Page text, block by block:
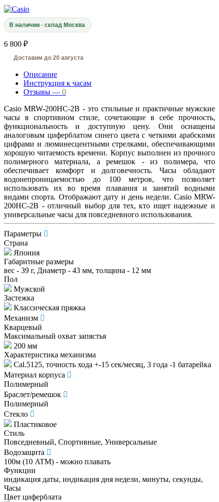
В наличии · склад Москва
6 800 ₽
Доставим до 20 августа
Описание
Инструкция к часам
Отзывы — 0
Casio MRW-200HC-2B - это стильные и практичные мужские
часы в спортивном стиле, сочетающие в себе прочность,
функциональность и доступную цену. Они оснащены
аналоговым циферблатом синего цвета с четкими арабскими
цифрами и люминесцентными стрелками, обеспечивающими
хорошую читаемость времени. Корпус выполнен из прочного
полимерного материала, а ремешок - из полимера, что
обеспечивает комфорт и долговечность. Часы обладают
водонепроницаемостью до 100 метров, что позволяет
использовать их во время плавания и занятий водными
видами спорта. Отображают дату и день недели. Casio MRW-
200HC-2B - отличный выбор для тех, кто ищет надежные и
универсальные часы для повседневного использования.
Параметры
Страна
Япония
Габаритные размеры
вес - 39 г, Диаметр - 43 мм, толщина - 12 мм
Пол
Мужской
Застежка
Классическая пряжка
Механизм
Кварцевый
Максимальный охват запястья
200 мм
Характеристика механизма
Cal.5125, точность хода +-15 сек/месяц, 3 года -1 батарейка
Материал корпуса
Полимерный
Браслет/ремешок
Полимерный
Стекло
Пластиковое
Стиль
Повседневный, Спортивные, Универсальные
Водозащита
100м (10 ATM) - можно плавать
Функции
индикация даты, индикация дня недели, минуты, секунды,
Часы
Цвет циферблата